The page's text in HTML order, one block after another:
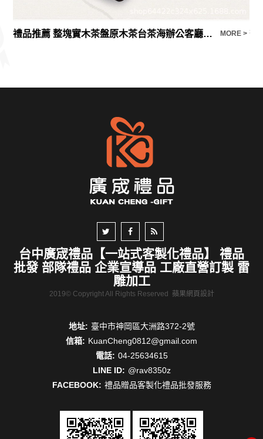
禮品推薦 整塊實木茶盤原木茶台茶海辦公客廳家用簡約花梨木紋托盤茶道 MORE > 筆
台中廣宬禮品【一站式客製化禮品】 禮品
批發 部隊禮品 企業宣導品 工廠直營訂製 雷
雕加工
2019© Copyright All Rights Reserved 蘋果網頁設計
地址: 臺中市神岡區大洲路372-2號
信箱: KuanCheng0812@gmail.com
電話: 04-25634615
LINE ID: @rav8350z
FACEBOOK: 禮品贈品客製化禮品批發服務